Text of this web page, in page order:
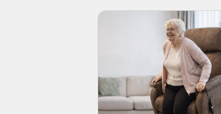
commencer pour adapter son
logement sans se tromper ?